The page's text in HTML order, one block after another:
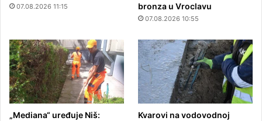
07.08.2026 11:15
bronza u Vroclavu
07.08.2026 10:55
„Mediana“ uređuje Niš:
Kvarovi na vodovodnoj